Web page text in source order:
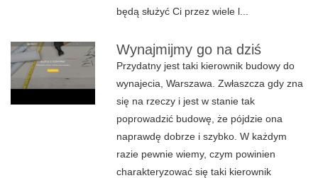
będą służyć Ci przez wiele l...
Wynajmijmy go na dziś
Przydatny jest taki kierownik budowy do
wynajecia, Warszawa. Zwłaszcza gdy zna
się na rzeczy i jest w stanie tak
poprowadzić budowę, że pójdzie ona
naprawdę dobrze i szybko. W każdym
razie pewnie wiemy, czym powinien
charakteryzować się taki kierownik